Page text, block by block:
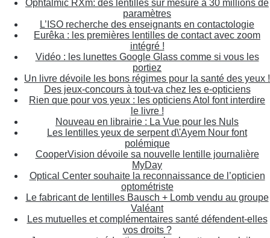
Ophtalmic RXm: des lentilles sur mesure à 30 millions de
paramètres
L’ISO recherche des enseignants en contactologie
Eurêka : les premières lentilles de contact avec zoom
intégré !
Vidéo : les lunettes Google Glass comme si vous les
portiez
Un livre dévoile les bons régimes pour la santé des yeux !
Des jeux-concours à tout-va chez les e-opticiens
Rien que pour vos yeux : les opticiens Atol font interdire
le livre !
Nouveau en librairie : La Vue pour les Nuls
Les lentilles yeux de serpent d\'Ayem Nour font
polémique
CooperVision dévoile sa nouvelle lentille journalière
MyDay
Optical Center souhaite la reconnaissance de l’opticien
optométriste
Le fabricant de lentilles Bausch + Lomb vendu au groupe
Valéant
Les mutuelles et complémentaires santé défendent-elles
vos droits ?